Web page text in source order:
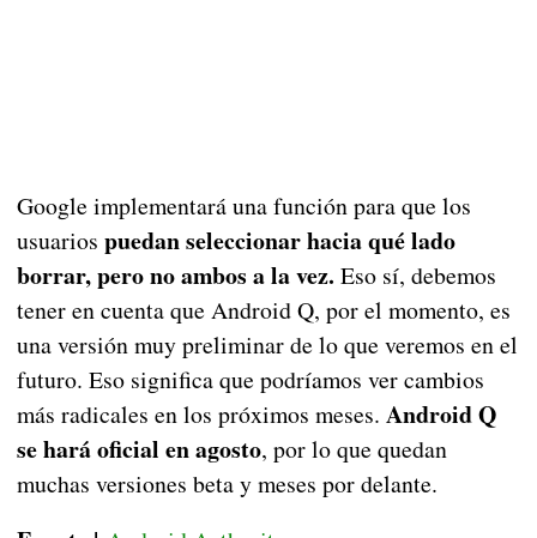
Google implementará una función para que los
usuarios puedan seleccionar hacia qué lado
borrar, pero no ambos a la vez. Eso sí, debemos
tener en cuenta que Android Q, por el momento, es
una versión muy preliminar de lo que veremos en el
futuro. Eso significa que podríamos ver cambios
más radicales en los próximos meses. Android Q
se hará oficial en agosto, por lo que quedan
muchas versiones beta y meses por delante.